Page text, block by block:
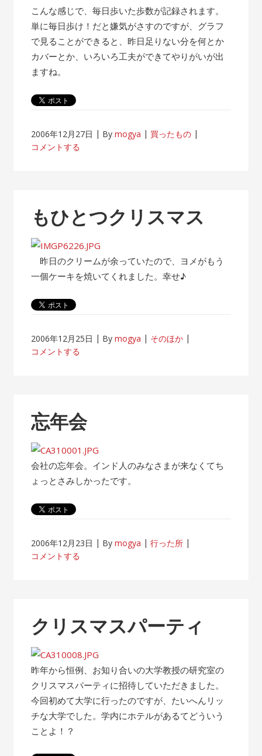
こんな感じで、毎日歩いた歩数が記録されます。
単に毎日歩け！だと嫌気がさすのですが、グラフ
で見ることができると、昨日足りない分を何とか
カバーとか、いろいろ工夫ができてやりがいが出
ますね。
2006年12月27日 Bymogya
買ったもの
コメントする
もひとつクリスマス
昨日のクリームが余っていたので、ヨメがもう
一個ケーキを焼いてくれました。幸せ♪
2006年12月25日 Bymogya
そのほか
コメントする
忘年会
会社の忘年会。インド人のみなさまが来なくてち
ょっとさみしかったです。
2006年12月23日 Bymogya
行った所
コメントする
クリスマスパーティ
昨年から恒例、お知り合いの大学教授の研究室の
クリスマスパーティに招待していただきました。
今回初めて大学に行ったのですが、たいへんリッ
チな大学でした。学内にホテルがあるてどういう
ことよ！？